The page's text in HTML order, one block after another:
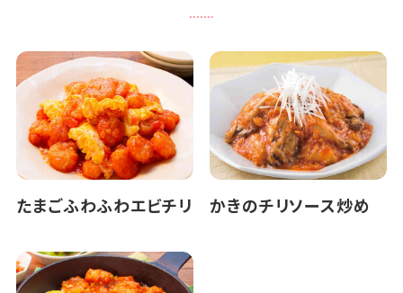
たまごふわふわエビチリ かきのチリソース炒め